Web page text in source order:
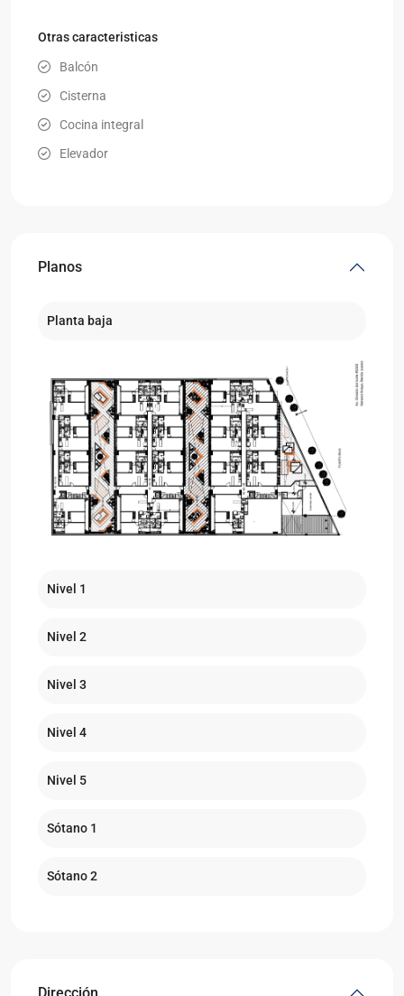
Otras caracteristicas
Balcón
Cisterna
Cocina integral
Elevador
Planos
Planta baja
Nivel 1
Nivel 2
Nivel 3
Nivel 4
Nivel 5
Sótano 1
Sótano 2
Dirección